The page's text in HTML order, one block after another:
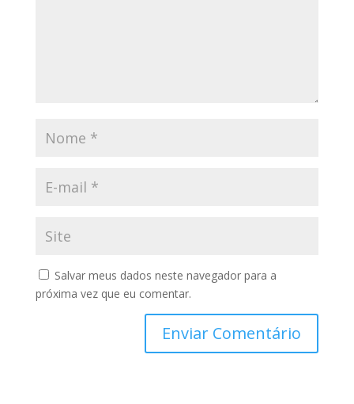
Salvar meus dados neste navegador para a
próxima vez que eu comentar.